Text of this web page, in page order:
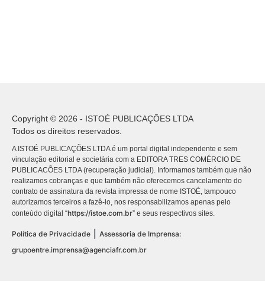
Copyright © 2026 - ISTOÉ PUBLICAÇÕES LTDA
Todos os direitos reservados.
A ISTOÉ PUBLICAÇÕES LTDA é um portal digital independente e sem
vinculação editorial e societária com a EDITORA TRES COMÉRCIO DE
PUBLICACÕES LTDA (recuperação judicial). Informamos também que não
realizamos cobranças e que também não oferecemos cancelamento do
contrato de assinatura da revista impressa de nome ISTOÉ, tampouco
autorizamos terceiros a fazê-lo, nos responsabilizamos apenas pelo
conteúdo digital “https://istoe.com.br” e seus respectivos sites.
Política de Privacidade
Assessoria de Imprensa:
grupoentre.imprensa@agenciafr.com.br